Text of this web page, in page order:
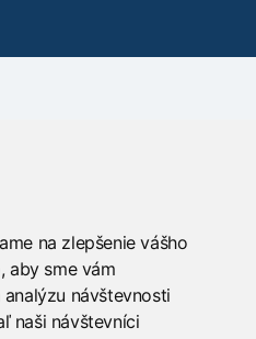
na zlepšenie vášho
aby sme vám
návštevnosti
naši návštevníci